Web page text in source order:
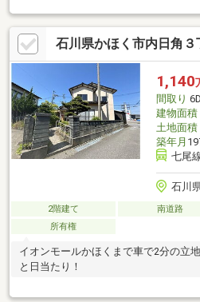
つでも当てはまる方にこそ、おすすめ
す ☆エアコン1台で家中快適 家のど
心地よさ ☆太陽光発電システム（
光熱費は限りなく0円に近づく暮らし
H）蓄熱容量12.8kWh 大容量蓄電
気圧調整式第一種全熱交換気システ
る空気のすがすがしさ
石川県かほく市内日角
1,140
間取り
建物面積
土地面積
築年月
七尾
石川
2階建て 南道路
所有権
イオンモールかほくまで車で2分の立
と日当たり！